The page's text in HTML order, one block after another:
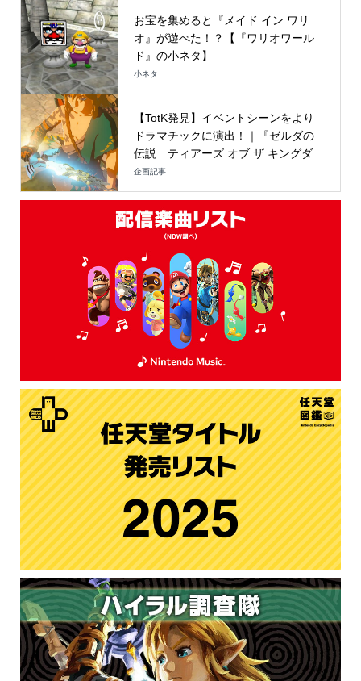
お宝を集めると『メイド イン ワリ
オ』が遊べた！？【『ワリオワール
ド』の小ネタ】
小ネタ
【TotK発見】イベントシーンをより
ドラマチックに演出！｜『ゼルダの
伝説 ティアーズ オブ ザ キングダ...
企画記事